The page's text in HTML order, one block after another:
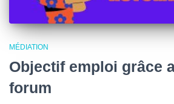
MÉDIATION
Objectif emploi grâce
forum